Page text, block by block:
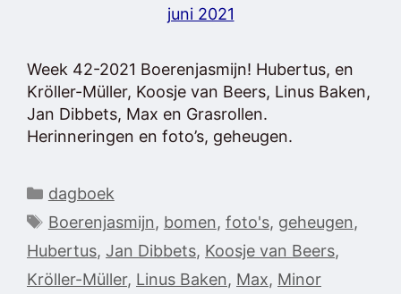
juni 2021
Week 42-2021 Boerenjasmijn! Hubertus, en
Kröller-Müller, Koosje van Beers, Linus Baken,
Jan Dibbets, Max en Grasrollen.
Herinneringen en foto’s, geheugen.
Categorieën
dagboek
Tags
Boerenjasmijn, bomen, foto's, geheugen,
Hubertus, Jan Dibbets, Koosje van Beers,
Kröller-Müller, Linus Baken, Max, Minor